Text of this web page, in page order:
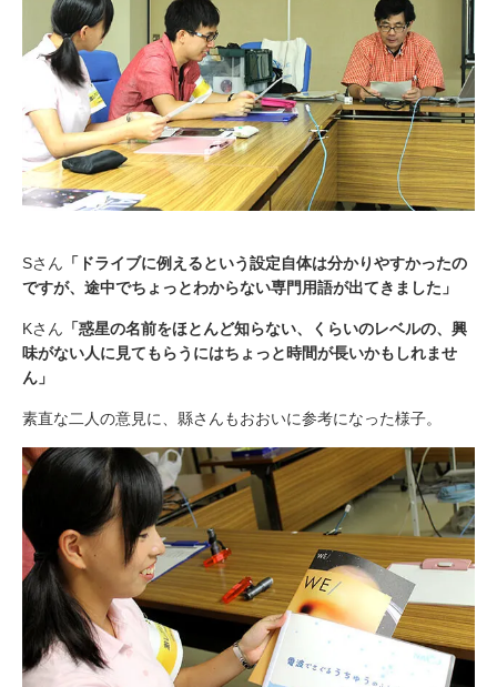
Sさん 「ドライブに例えるという設定自体は分かりやすかったの
ですが、途中でちょっとわからない専門用語が出てきました」
Kさん 「惑星の名前をほとんど知らない、くらいのレベルの、興
味がない人に見てもらうにはちょっと時間が長いかもしれませ
ん」
素直な二人の意見に、縣さんもおおいに参考になった様子。